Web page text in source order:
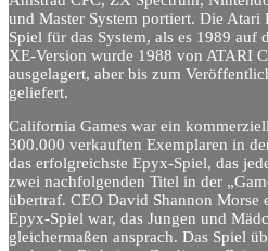
und Master System portiert. Die
Spiel für das System, als es 1989
XE-Version wurde 1988 von ATARI
ausgelagert, aber bis zum
geliefert.
California Games war ein
300.000 verkauften Exemplaren in
das erfolgreichste Epyx-Spiel, das
zwei nachfolgenden Titel in der
übertraf. CEO David Shannon Morse
Epyx-Spiel war, das Jungen und
gleichermaßen ansprach. Das Spiel